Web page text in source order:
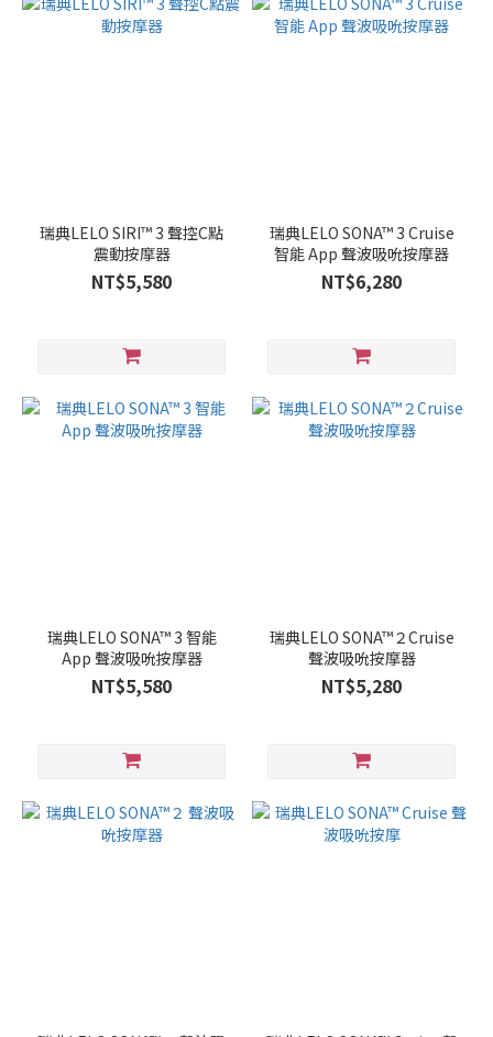
瑞典LELO SIRI™ 3 聲控C點
震動按摩器
NT$5,580
瑞典LELO SONA™ 3 Cruise
智能 App 聲波吸吮按摩器
NT$6,280
瑞典LELO SONA™ 3 智能
App 聲波吸吮按摩器
NT$5,580
瑞典LELO SONA™２Cruise
聲波吸吮按摩器
NT$5,280